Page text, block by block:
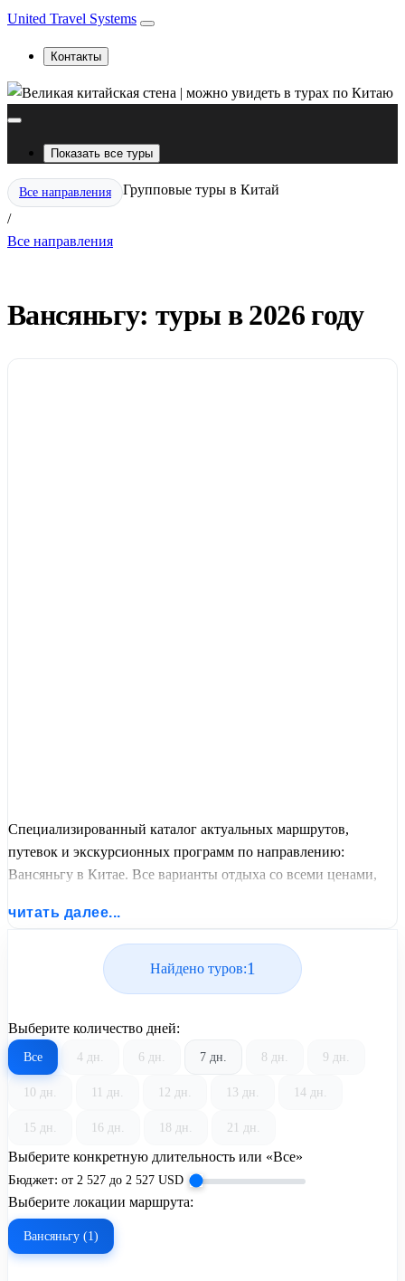
United Travel Systems
Контакты
Показать все туры
Все направления
/
Групповые туры в Китай
Все направления
Вансяньгу: туры в 2026 году
Специализированный каталог актуальных маршрутов,
путевок и экскурсионных программ по направлению:
Вансяньгу в Китае. Все варианты отдыха со всеми ценами,
графиком заездов от United Travel Systems.
читать далее...
Найдено туров:1
Выберите количество дней:
Все 4 дн. 6 дн. 7 дн. 8 дн. 9 дн.
10 дн. 11 дн. 12 дн. 13 дн. 14 дн.
15 дн. 16 дн. 18 дн. 21 дн.
Выберите конкретную длительность или «Все»
Бюджет: от 2 527 до 2 527 USD
Выберите локации маршрута:
Вансяньгу (1)